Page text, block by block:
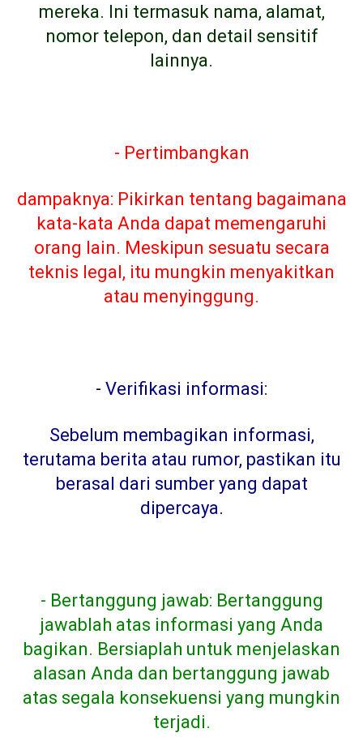
mereka. Ini termasuk nama, alamat,
nomor telepon, dan detail sensitif
lainnya.
- Pertimbangkan
dampaknya: Pikirkan tentang bagaimana
kata-kata Anda dapat memengaruhi
orang lain. Meskipun sesuatu secara
teknis legal, itu mungkin menyakitkan
atau menyinggung.
- Verifikasi informasi:
Sebelum membagikan informasi,
terutama berita atau rumor, pastikan itu
berasal dari sumber yang dapat
dipercaya.
- Bertanggung jawab: Bertanggung
jawablah atas informasi yang Anda
bagikan. Bersiaplah untuk menjelaskan
alasan Anda dan bertanggung jawab
atas segala konsekuensi yang mungkin
terjadi.